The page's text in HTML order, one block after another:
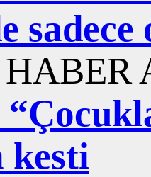
sadece
kesti